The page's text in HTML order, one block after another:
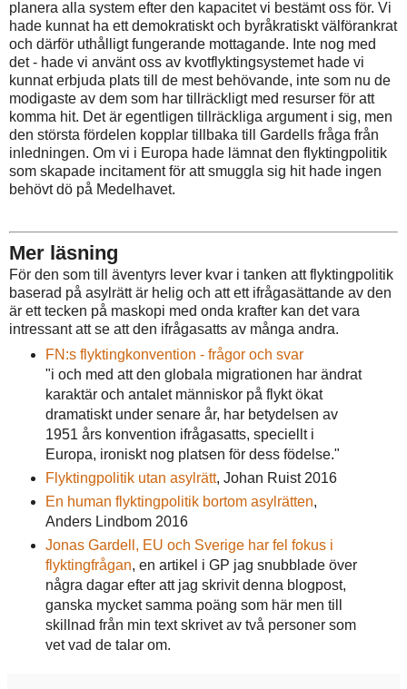
planera alla system efter den kapacitet vi bestämt oss för. Vi
hade kunnat ha ett demokratiskt och byråkratiskt välförankrat
och därför uthålligt fungerande mottagande. Inte nog med
det - hade vi använt oss av kvotflyktingsystemet hade vi
kunnat erbjuda plats till de mest behövande, inte som nu de
modigaste av dem som har tillräckligt med resurser för att
komma hit. Det är egentligen tillräckliga argument i sig, men
den största fördelen kopplar tillbaka till Gardells fråga från
inledningen. Om vi i Europa hade lämnat den flyktingpolitik
som skapade incitament för att smuggla sig hit hade ingen
behövt dö på Medelhavet.
Mer läsning
För den som till äventyrs lever kvar i tanken att flyktingpolitik
baserad på asylrätt är helig och att ett ifrågasättande av den
är ett tecken på maskopi med onda krafter kan det vara
intressant att se att den ifrågasatts av många andra.
FN:s flyktingkonvention - frågor och svar
"i och med att den globala migrationen har ändrat
karaktär och antalet människor på flykt ökat
dramatiskt under senare år, har betydelsen av
1951 års konvention ifrågasatts, speciellt i
Europa, ironiskt nog platsen för dess födelse."
Flyktingpolitik utan asylrätt, Johan Ruist 2016
En human flyktingpolitik bortom asylrätten,
Anders Lindbom 2016
Jonas Gardell, EU och Sverige har fel fokus i
flyktingfrågan, en artikel i GP jag snubblade över
några dagar efter att jag skrivit denna blogpost,
ganska mycket samma poäng som här men till
skillnad från min text skrivet av två personer som
vet vad de talar om.